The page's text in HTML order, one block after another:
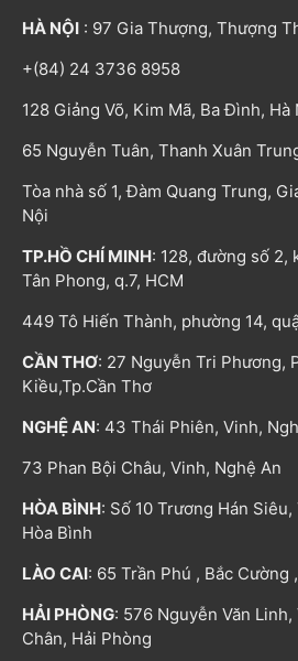
HÀ NỘI : 97 Gia Thượng, Thượng
+(84) 24 3736 8958
128 Giảng Võ, Kim Mã, Ba Đình, Hà
65 Nguyễn Tuân, Thanh Xuân
Tòa nhà số 1, Đàm Quang Trung,
Nội
TP.HỒ CHÍ MINH: 128, đường số 2,
Tân Phong, q.7, HCM
449 Tô Hiến Thành, phường 14,
CẦN THƠ: 27 Nguyễn Tri Phương,
Kiều,Tp.Cần Thơ
NGHỆ AN: 43 Thái Phiên, Vinh,
73 Phan Bội Châu, Vinh, Nghệ An
HÒA BÌNH: Số 10 Trương Hán
Hòa Bình
LÀO CAI: 65 Trần Phú , Bắc Cường
HẢI PHÒNG: 576 Nguyễn Văn
Chân, Hải Phòng